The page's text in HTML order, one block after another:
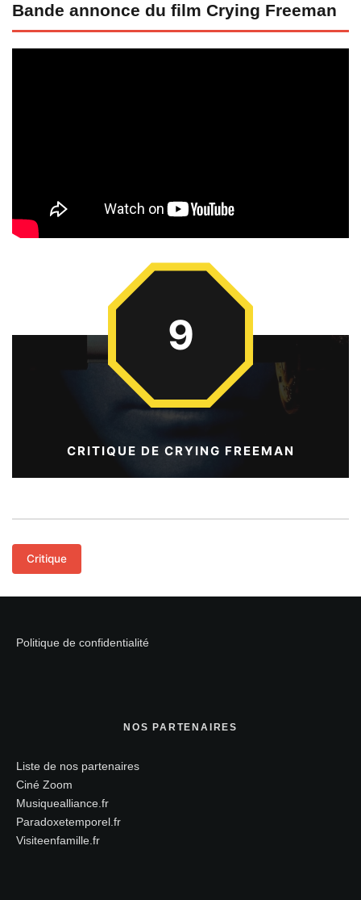
Bande annonce du film Crying Freeman
CRITIQUE DE CRYING FREEMAN
9
Critique
Politique de confidentialité
NOS PARTENAIRES
Liste de nos partenaires
Ciné Zoom
Musiquealliance.fr
Paradoxetemporel.fr
Visiteenfamille.fr